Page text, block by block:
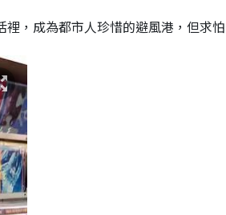
，成為都市人珍惜的避風港，但求怕